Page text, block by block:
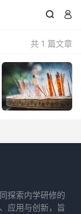
 
共 1 篇文章
探索内学研修的
应用与创新，旨